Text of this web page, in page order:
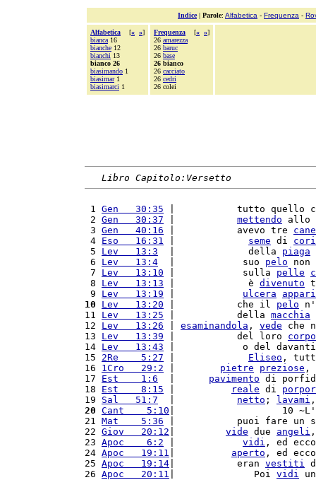
Indice| Parole: Alfabetica - Frequenza -
Alfabetica [« »]
bianca 16
bianche 12
bianchi 13
bianco 26
biasimando 1
biasimar1
biasimarci 1
Frequenza [« »]
26 amarezza
26 baruc
26 base
26 bianco
26 cacciato
26 cedri
26 colei
Libro Capitolo:Versetto
1 Gen   30:35 |           tutto quello
2 Gen   30:37 mettendo allo
3 Gen   40:16 |           avevo tre
4 Eso   16:31 seme di
5 Lev   13:3
  |             della
piaga
6 Lev   13:4
  |            suo
pelo
7 Lev   13:10 |            sulla pelle
8 Lev   13:13 |             è divenuto
9 Lev   13:19 ulcera
10
Lev   13:20 |           che il pelo
11 Lev   13:25 |           della macchia
12 Lev   13:26 esaminandola , vede che
13 Lev   13:39 |           del loro corpo
14 Lev   13:43 |            o del
15 2Re    5:27 Eliseo ,
16 1Cro   29:2 pietre preziose ,
17 Est    1:6 pavimento di
18 Est    8:15 reale di
19 Sal   51:7 netto ; lavami
20 Cant    5:10 |                   10 ~L'
21 Mat    5:36 |           puoi fare un
22 Giov   20:12 vide due angeli
23 Apoc    6:2 vidi , ed
24 Apoc   19:11 aperto , ed
25 Apoc   19:14 |           eran vestiti
26 Apoc   20:11 |              Poi vidi